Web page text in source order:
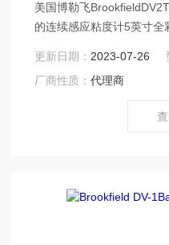
美国博勒飞
的连续感应粘度计5英寸全
头实时样品温度200种可选
国博勒飞Brookfield
更新日期： 2023-07-26
厂商性质：代理商